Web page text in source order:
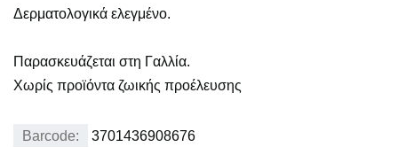
Δερματολογικά ελεγμένο.
Παρασκευάζεται στη Γαλλία.
Χωρίς προϊόντα ζωικής προέλευσης
Barcode: 3701436908676